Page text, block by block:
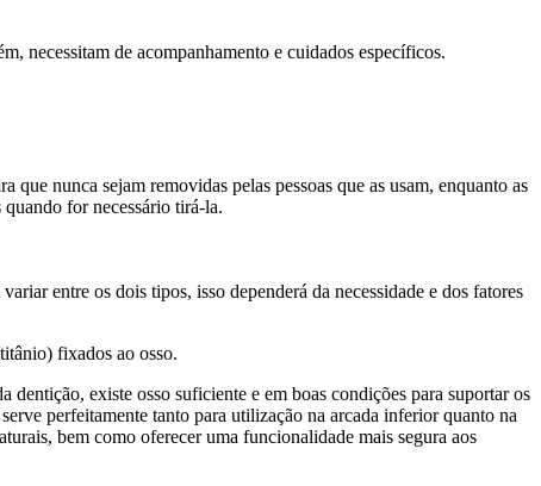
necessitam de acompanhamento e cuidados específicos.
nunca sejam removidas pelas pessoas que as usam, enquanto as
for necessário tirá-la.
entre os dois tipos, isso dependerá da necessidade e dos fatores
fixados ao osso.
dentição, existe osso suficiente e em boas condições para suportar os
perfeitamente tanto para utilização na arcada inferior quanto na
bem como oferecer uma funcionalidade mais segura aos